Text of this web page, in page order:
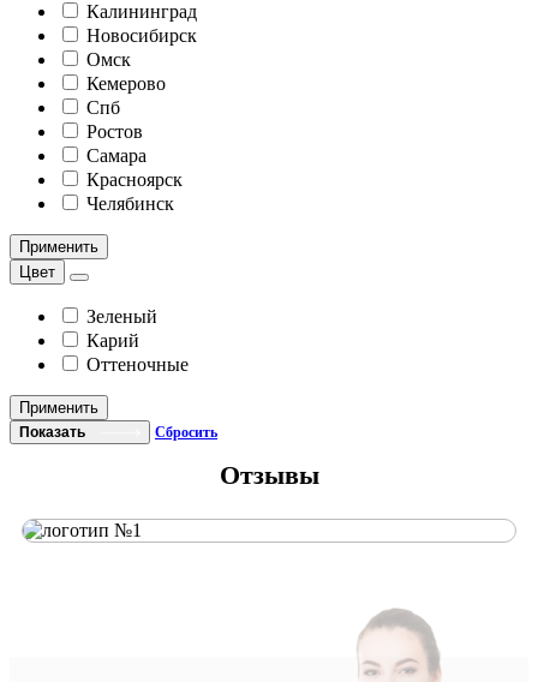
Калининград
Новосибирск
Омск
Кемерово
Спб
Ростов
Самара
Красноярск
Челябинск
Применить
Цвет
Зеленый
Карий
Оттеночные
Применить
Показать Сбросить
Отзывы